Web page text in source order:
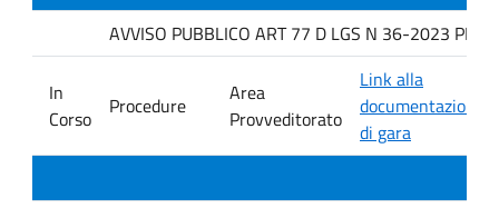
AVVISO PUBBLICO ART 77 D LGS N 36-2023 PER
In
Corso
Procedure
Area
Provveditorato
Link alla
documentazione
di gara